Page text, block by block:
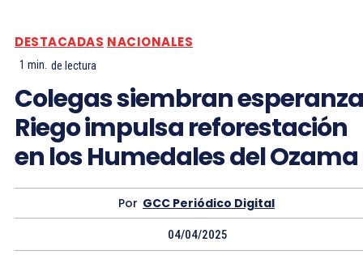
DESTACADAS NACIONALES
1 min. de lectura
Colegas siembran
Riego impulsa reforestación
en los Humedales del Ozama
Por GCC Periódico Digital
04/04/2025